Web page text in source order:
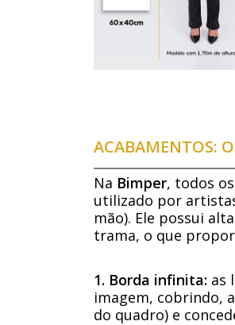
ACABAMENTOS:
Na Bimper, todos
utilizado por
mão). Ele possui
trama, o que
1. Borda infinita: as
imagem, cobrindo,
do quadro) e